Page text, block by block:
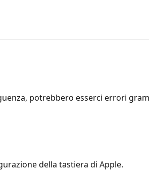
potrebbero esserci errori
della tastiera di Apple.